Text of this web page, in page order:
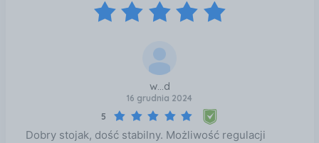
w...d
16 grudnia 2024
5
Dobry stojak, dość stabilny. Możliwość regulacji